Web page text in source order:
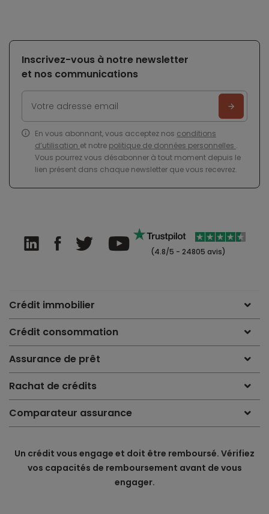
Inscrivez-vous à notre newsletter
et nos communications
En vous abonnant, vous acceptez nos conditions
d’utilisation et notre politique de données personnelles .
Vous pourrez vous désabonner à tout moment depuis le
lien présent dans chaque newsletter que vous recevrez.
(4.8/5 - 24805 avis)
Crédit immobilier
Crédit consommation
Assurance de prêt
Rachat de crédits
Comparateur assurance
Un crédit vous engage et doit être remboursé. Vérifiez
vos capacités de remboursement avant de vous
engager.